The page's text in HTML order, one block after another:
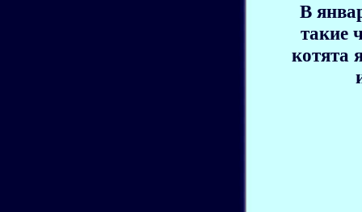
В
такие
котята